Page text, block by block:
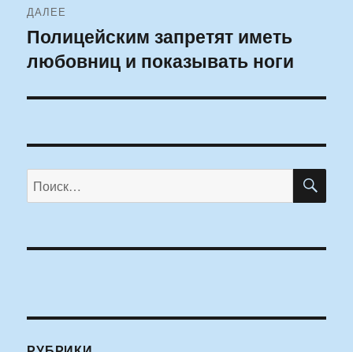
ДАЛЕЕ
Следующая
запись:
Полицейским запретят иметь
любовниц и показывать ноги
Искать: